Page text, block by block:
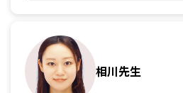
相川先生